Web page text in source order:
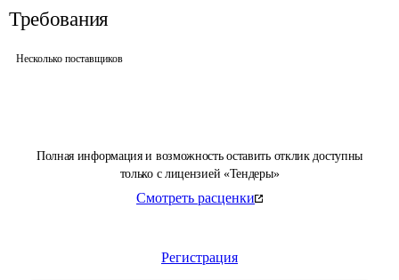
Полная информация и возможность оставить отклик доступны
только с лицензией «Тендеры»
Смотреть расценки
Регистрация
Требования
Несколько поставщиков